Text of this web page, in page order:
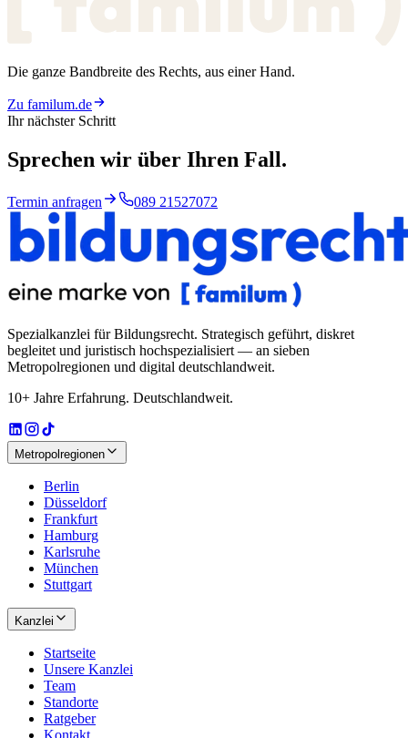
Die ganze Bandbreite des Rechts, aus einer Hand.
Zu familum.de
Ihr nächster Schritt
Sprechen wir über Ihren Fall.
Termin anfragen 089 21527072
Spezialkanzlei für Bildungsrecht. Strategisch geführt, diskret
begleitet und juristisch hochspezialisiert — an sieben
Metropolregionen und digital deutschlandweit.
10+ Jahre Erfahrung. Deutschlandweit.
Metropolregionen
Berlin
Düsseldorf
Frankfurt
Hamburg
Karlsruhe
München
Stuttgart
Kanzlei
Startseite
Unsere Kanzlei
Team
Standorte
Ratgeber